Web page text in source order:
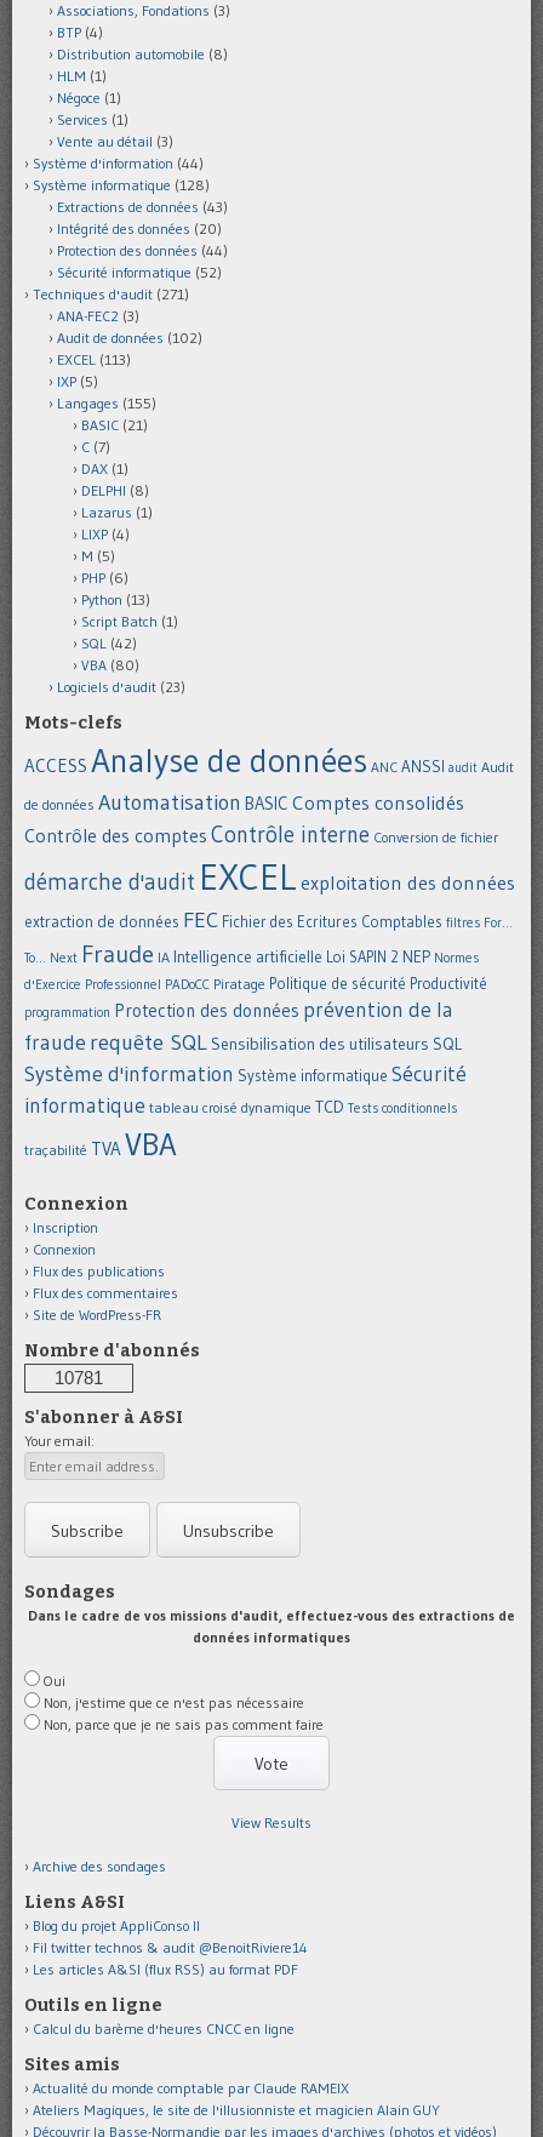
Associations, Fondations (3)
BTP (4)
Distribution automobile (8)
HLM (1)
Négoce (1)
Services (1)
Vente au détail (3)
Système d'information (44)
Système informatique (128)
Extractions de données (43)
Intégrité des données (20)
Protection des données (44)
Sécurité informatique (52)
Techniques d'audit (271)
ANA-FEC2 (3)
Audit de données (102)
EXCEL (113)
IXP (5)
Langages (155)
BASIC (21)
C (7)
DAX (1)
DELPHI (8)
Lazarus (1)
LIXP (4)
M (5)
PHP (6)
Python (13)
Script Batch (1)
SQL (42)
VBA (80)
Logiciels d'audit (23)
Mots-clefs
ACCESS Analyse de données ANC ANSSI audit Audit
de données Automatisation BASIC Comptes consolidés
Contrôle des comptes Contrôle interne Conversion de fichier
démarche d'audit EXCEL exploitation des données
extraction de données FEC Fichier des Ecritures Comptables filtres For...
To... Next Fraude IA Intelligence artificielle Loi SAPIN 2 NEP Normes
d'Exercice Professionnel PADoCC Piratage Politique de sécurité Productivité
programmation Protection des données prévention de la
fraude requête SQL Sensibilisation des utilisateurs SQL
Système d'information Système informatique Sécurité
informatique tableau croisé dynamique TCD Tests conditionnels
traçabilité TVAVBA
Connexion
Inscription
Connexion
Flux des publications
Flux des commentaires
Site de WordPress-FR
Nombre d'abonnés
10781
S'abonner à A&SI
Your email:
Sondages
Dans le cadre de vos missions d'audit, effectuez-vous des extractions de
données informatiques
Oui
Non, j'estime que ce n'est pas nécessaire
Non, parce que je ne sais pas comment faire
View Results
Archive des sondages
Liens A&SI
Blog du projet AppliConso II
Fil twitter technos & audit @BenoitRiviere14
Les articles A&SI (flux RSS) au format PDF
Outils en ligne
Calcul du barème d'heures CNCC en ligne
Sites amis
Actualité du monde comptable par Claude RAMEIX
Ateliers Magiques, le site de l'illusionniste et magicien Alain GUY
Découvrir la Basse-Normandie par les images d'archives (photos et vidéos)